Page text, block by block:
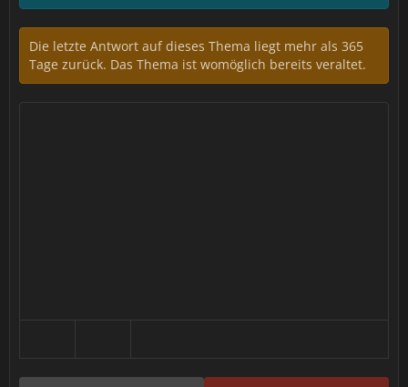
Die letzte Antwort auf dieses Thema liegt mehr als 365
Tage zurück. Das Thema ist womöglich bereits veraltet.